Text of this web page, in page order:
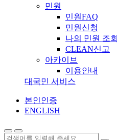
민원
민원FAQ
민원신청
나의 민원 조회
CLEAN신고
아카이브
이용안내
대국민 서비스
본인인증
ENGLISH